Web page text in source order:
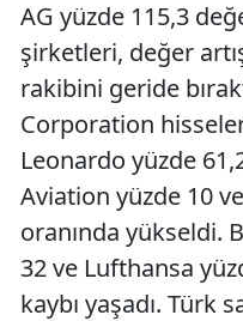
AG yüzde 115,3
şirketleri, değer
rakibini geride
Corporation
Leonardo yüzde
Aviation yüzde 10
oranında yükseldi.
32 ve Lufthansa
kaybı yaşadı. Türk